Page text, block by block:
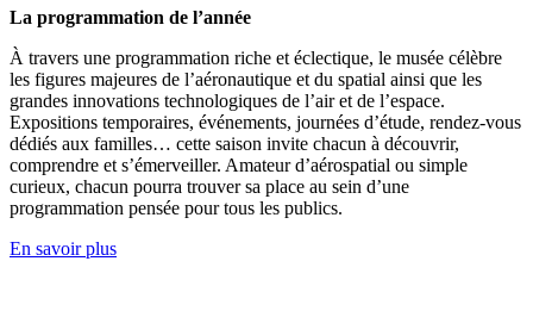
La programmation de l’année
À travers une programmation riche et éclectique, le musée célèbre
les figures majeures de l’aéronautique et du spatial ainsi que les
grandes innovations technologiques de l’air et de l’espace.
Expositions temporaires, événements, journées d’étude, rendez-vous
dédiés aux familles… cette saison invite chacun à découvrir,
comprendre et s’émerveiller. Amateur d’aérospatial ou simple
curieux, chacun pourra trouver sa place au sein d’une
programmation pensée pour tous les publics.
En savoir plus